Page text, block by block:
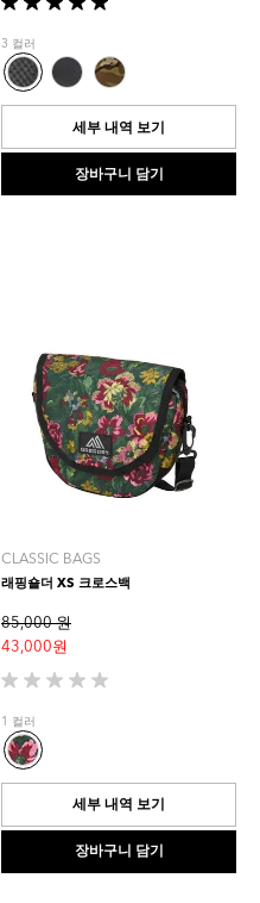
별
5
개
중
5.0
입
다.
3 컬러
세부 내역 보기
장바구니 담기
CLASSIC BAGS
래핑숄더 XS 크로스백
85,000 원
43,000 원
별
5
개
중
0.0
입
다.
1 컬러
세부 내역 보기
장바구니 담기